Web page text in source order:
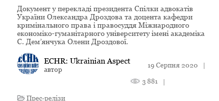
Документ у перекладі президента Спілки адвокатів
України Олександра Дроздова та доцента кафедри
кримінального права і правосуддя Міжнародного
економіко-гуманітарного університету імені академіка
С. Дем’янчука Олени Дроздової.
ECHR: Ukrainian Aspect
автор
19 Серпня 2020 |
3 881
|
Прес-релізи